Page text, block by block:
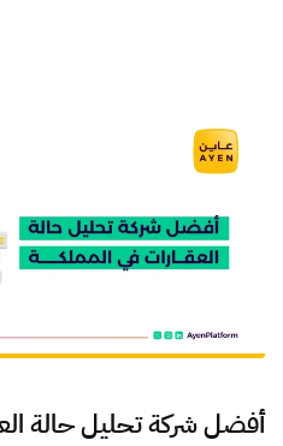
أفضل شركة تحليل حالة